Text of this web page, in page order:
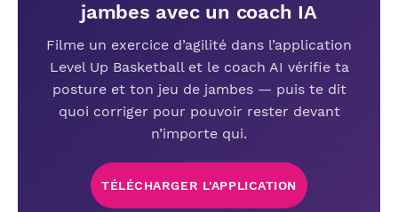
jambes avec un coach IA
Filme un exercice d’agilité dans l’application
Level Up Basketball et le coach AI vérifie ta
posture et ton jeu de jambes — puis te dit
quoi corriger pour pouvoir rester devant
n’importe qui.
TÉLÉCHARGER L'APPLICATION